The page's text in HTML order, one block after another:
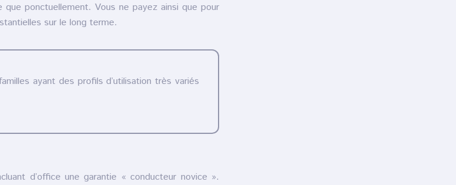
que ponctuellement. Vous ne payez ainsi que pour
sur le long terme.
ayant des profils d’utilisation très variés
d’office une garantie « conducteur novice ».